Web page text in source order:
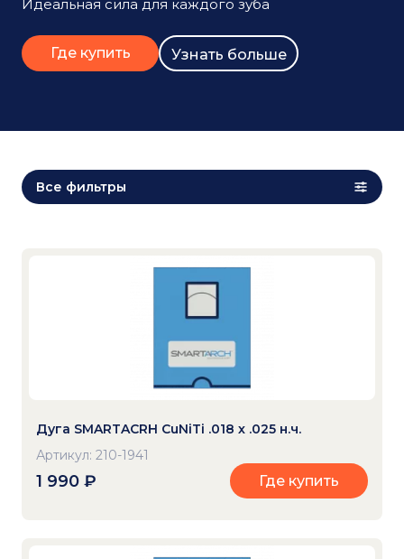
Идеальная сила для каждого зуба
Где купить Узнать больше
Все фильтры
Дуга SMARTACRH CuNiTi .018 х .025 н.ч.
Артикул: 210-1941
1 990 ₽ Где купить